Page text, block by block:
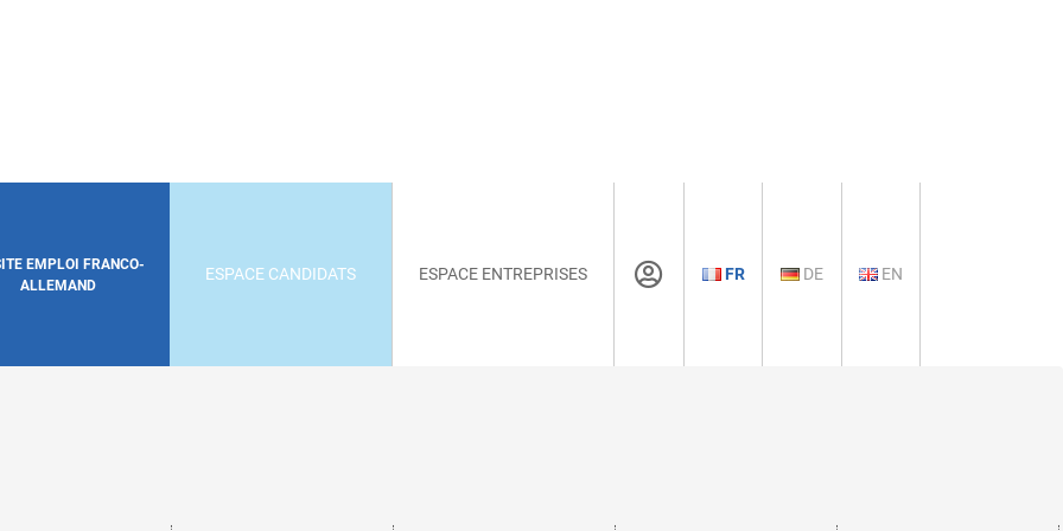
EMPLOI FRANCO-
ALLEMAND
ESPACE CANDIDATS ESPACE ENTREPRISES FR DE EN